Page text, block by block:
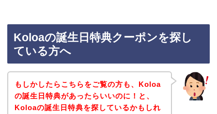
Koloaの誕生日特典クーポンを探し
ている方へ
もしかしたらこちらをご覧の方も、Koloa
の誕生日特典があったらいいのに！と、
Koloaの誕生日特典を探しているかもしれ